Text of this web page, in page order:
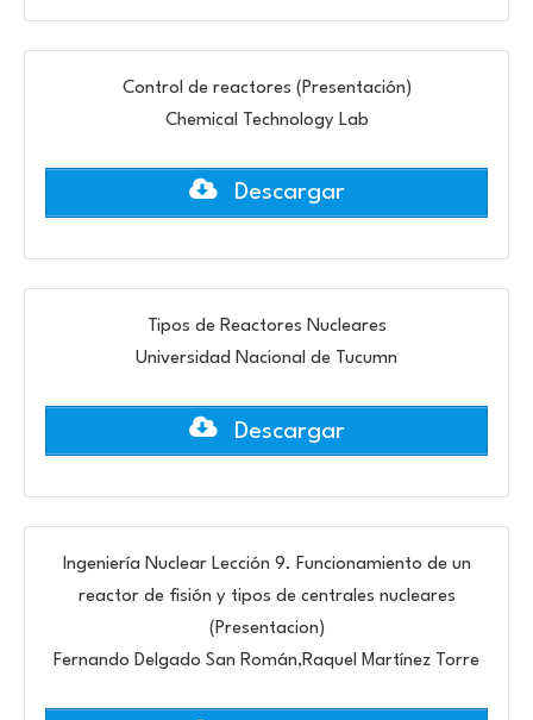
Control de reactores (Presentación)
Chemical Technology Lab
Descargar
Tipos de Reactores Nucleares
Universidad Nacional de Tucumn
Descargar
Ingeniería Nuclear Lección 9. Funcionamiento de un
reactor de fisión y tipos de centrales nucleares
(Presentacion)
Fernando Delgado San Román,Raquel Martínez Torre